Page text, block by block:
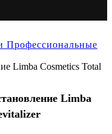
Профессиональные
Limba Cosmetics Total
Limba